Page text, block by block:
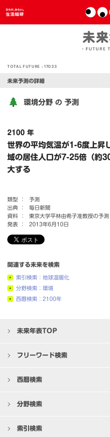
TOTAL FUTURE :17033
未来予測の詳細
環境分野 の 予測
2100 年
世界の平均気温が1-6度上昇
域の居住人口が7-25倍（約
大する
類型 ：
予測
出典 ：
毎日新聞
資料 ：
東京大学平林由希子准教授の予測
発表 ：
2013年6月10日
関連する未来を検索
索引検索：地球温暖化
分野検索：環境
西暦検索：2100年
未来年表TOP
フリーワード検索
西暦検索
分野検索
索引検索